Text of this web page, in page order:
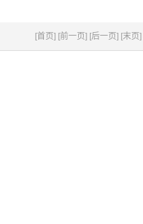
[首页] [前一页] [后一页] [末页]